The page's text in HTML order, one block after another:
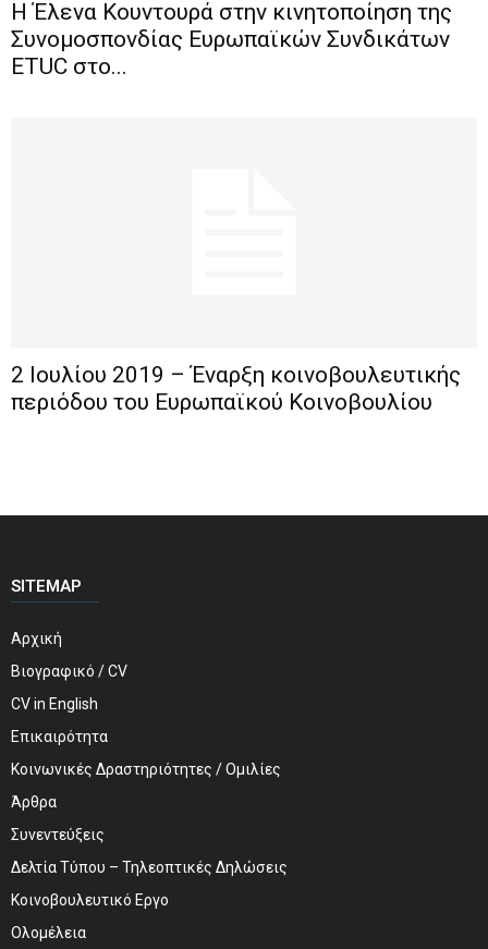
H Έλενα Κουντουρά στην κινητοποίηση της
Συνομοσπονδίας Ευρωπαϊκών Συνδικάτων
ETUC στο...
2 Ιουλίου 2019 – Έναρξη κοινοβουλευτικής
περιόδου του Ευρωπαϊκού Κοινοβουλίου
SITEMAP
Αρχική
Βιογραφικό / CV
CV in English
Επικαιρότητα
Κοινωνικές Δραστηριότητες / Ομιλίες
Άρθρα
Συνεντεύξεις
Δελτία Τύπου – Τηλεοπτικές Δηλώσεις
Κοινοβουλευτικό Εργο
Ολομέλεια